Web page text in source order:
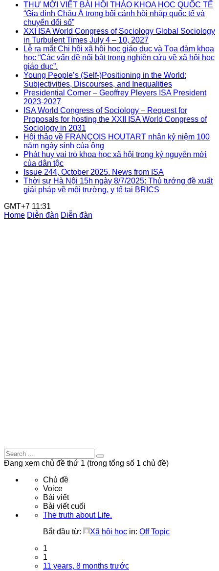
THƯ MỜI VIẾT BÀI HỘI THẢO KHOA HỌC QUỐC TẾ
“Gia đình Châu Á trong bối cảnh hội nhập quốc tế và
chuyển đổi số”
XXI ISA World Congress of Sociology Global Sociology
in Turbulent Times July 4 – 10, 2027
Lễ ra mắt Chi hội xã hội học giáo dục và Tọa đàm khoa
học “Các vấn đề nổi bật trong nghiên cứu về xã hội học
giáo dục”.
Young People’s (Self-)Positioning in the World:
Subjectivities, Discourses, and Inequalities
Presidential Corner – Geoffrey Pleyers ISA President
2023-2027
ISA World Congress of Sociology – Request for
Proposals for hosting the XXII ISA World Congress of
Sociology in 2031
Hội thảo về FRANÇOIS HOUTART nhân kỷ niệm 100
năm ngày sinh của ông
Phát huy vai trò khoa học xã hội trong kỷ nguyên mới
của dân tộc
Issue 244, October 2025. News from ISA
Thời sự Hà Nội 15h ngày 8/7/2025: Thủ tướng đề xuất
giải pháp về môi trường, y tế tại BRICS
GMT+7 11:31
Home Diễn đàn Diễn đàn
Tìm:
Đang xem chủ đề thứ 1 (trong tổng số 1 chủ đề)
Chủ đề
Voice
Bài viết
Bài viết cuối
The truth about Life.
Bắt đầu từ:
Xã hội học in: Off Topic
1
1
11 years, 8 months trước